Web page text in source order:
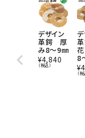
デザイン
革鍔 厚
み8～9㎜
¥4,840
（税込）
8
¥
（税